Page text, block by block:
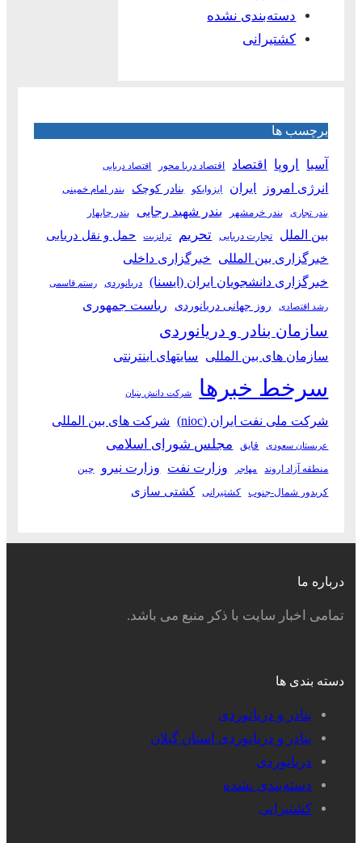
دسته‌بندی نشده
کشتیرانی
برچسب ها
آسیا اروپا اقتصاد اقتصاد دریا محور اقتصاد دریایی
انرژی امروز ایران ایزوایکو بنادر کوچک بندر امام خمینی
بندر تجاری بندر خرمشهر بندر شهید رجایی بندر چابهار
بین الملل تجارت دریایی تحریم ترانزیت حمل و نقل دریایی
خبرگزاری بین المللی خبرگزاری داخلی
خبرگزاری دانشجویان ایران (ایسنا)
دریانوردی رستم قاسمی
رشد اقتصادی روز جهانی دریانوردی ریاست جمهوری
سازمان بنادر و دریانوردی
سازمان های بین المللی سایتهای اینترنتی
سرخط خبرها شرکت دانش بنیان
شرکت ملی نفت ایران (nioc) شرکت های بین المللی
عربستان سعودی قایق مجلس شورای اسلامی
منطقه آزاد اروند مهاجر وزارت نفت وزارت نیرو چین
کریدور شمال-جنوب کشتیرانی کشتی سازی
درباره ما
تمامی اخبار سایت با ذکر منبع می باشد.
دسته بندی ها
بنادر و دریانوردی
بنادر و دریانوردی استان گیلان
دریانوردی
دسته‌بندی نشده
کشتیرانی